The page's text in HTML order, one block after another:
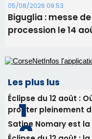
Éclipse du 12 août :
profiter pleinement
Satine Nomary est la
d'un spectacle qui
En Corse, un début
consommation en
Newsletter